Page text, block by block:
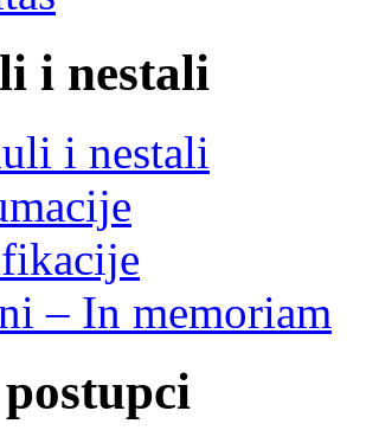
i nestali
i nestali
– In memoriam